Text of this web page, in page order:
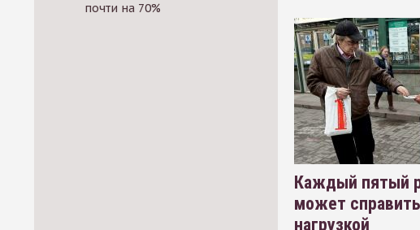
почти на 70%
Каждый пятый
может
нагрузкой